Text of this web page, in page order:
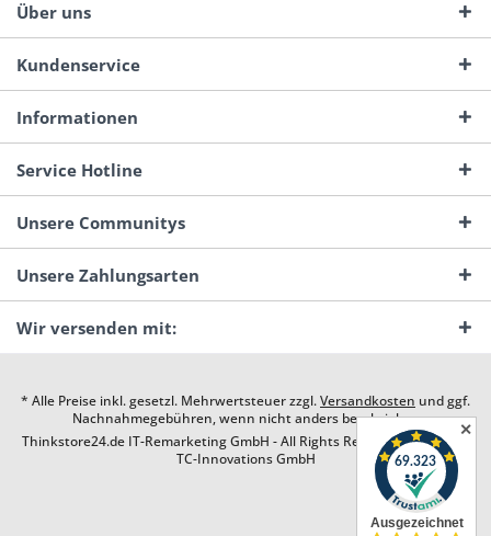
Über uns
Kundenservice
Informationen
Service Hotline
Unsere Communitys
Unsere Zahlungsarten
Wir versenden mit:
* Alle Preise inkl. gesetzl. Mehrwertsteuer zzgl.Versandkosten und ggf.
Nachnahmegebühren, wenn nicht anders beschrieben
Thinkstore24.de IT-Remarketing GmbH - All Rights Reserved. Design by
TC-Innovations GmbH
✕